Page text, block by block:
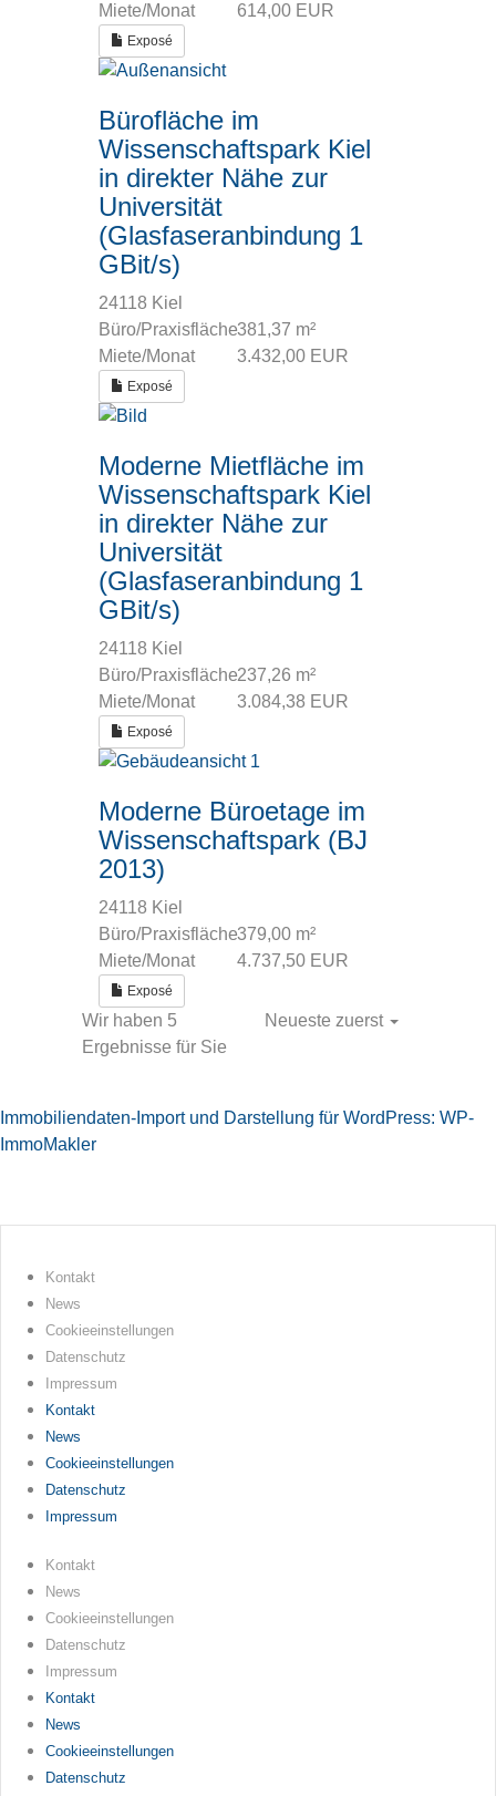
Miete/Monat
614,00 EUR
Exposé
Bürofläche im
Wissenschaftspark Kiel
in direkter Nähe zur
Universität
(Glasfaseranbindung 1
GBit/s)
24118 Kiel
Büro/Praxisfläche381,37 m²
Miete/Monat
3.432,00 EUR
Exposé
Moderne Mietfläche im
Wissenschaftspark Kiel
in direkter Nähe zur
Universität
(Glasfaseranbindung 1
GBit/s)
24118 Kiel
Büro/Praxisfläche237,26 m²
Miete/Monat
3.084,38 EUR
Exposé
Moderne Büroetage im
Wissenschaftspark (BJ
2013)
24118 Kiel
Büro/Praxisfläche379,00 m²
Miete/Monat
4.737,50 EUR
Exposé
Wir haben 5
Ergebnisse für Sie
Neueste zuerst
Immobiliendaten-Import und Darstellung für WordPress: WP-
ImmoMakler
Kontakt
News
Cookieeinstellungen
Datenschutz
Impressum
Kontakt
News
Cookieeinstellungen
Datenschutz
Impressum
Kontakt
News
Cookieeinstellungen
Datenschutz
Impressum
Kontakt
News
Cookieeinstellungen
Datenschutz